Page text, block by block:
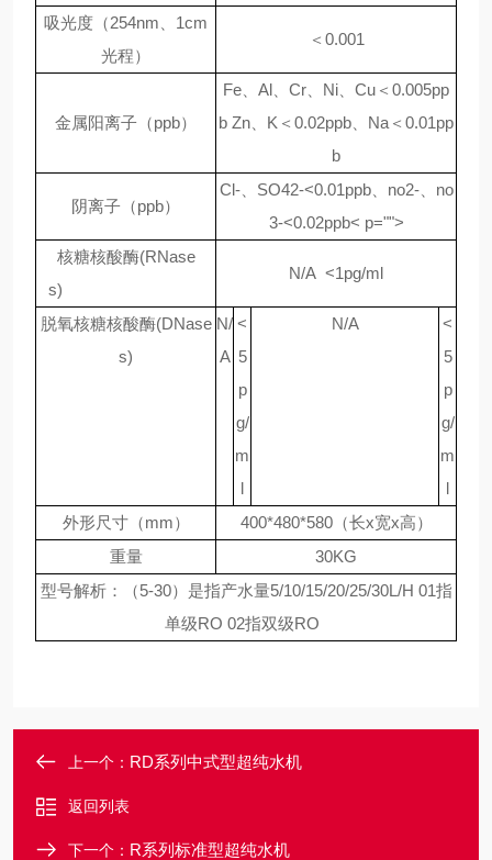
吸光度（254nm、1cm
光程）
＜0.001
金属阳离子（ppb）
Fe、Al、Cr、Ni、Cu＜0.005pp
b Zn、K＜0.02ppb、Na＜0.01pp
b
阴离子（ppb）
Cl-、SO42-<0.01ppb、no2-、no
3-<0.02ppb< p="">
核糖核酸酶(RNase
s)
N/A <1pg/ml
脱氧核糖核酸酶(DNase
s)
N/
A
<
5
p
g/
m
l
N/A
<
5
p
g/
m
l
外形尺寸（mm）
400*480*580（长x宽x高）
重量
30KG
型号解析：（5-30）是指产水量5/10/15/20/25/30L/H 01指
单级RO 02指双级RO
上一个： RD系列中式型超纯水机
返回列表
下一个： R系列标准型超纯水机